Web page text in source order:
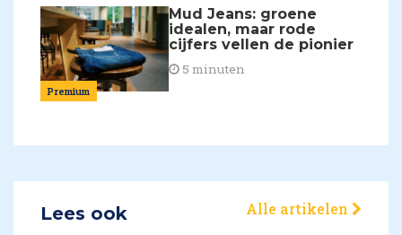
Premium
Mud Jeans: groene
idealen, maar rode
cijfers vellen de pionier
5 minuten
Lees ook Alle artikelen